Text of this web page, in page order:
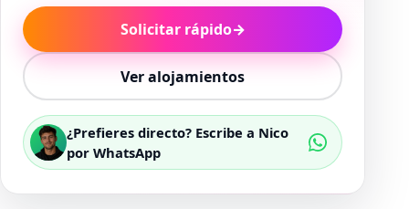
Solicitar rápido→
Ver alojamientos
¿Prefieres directo? Escribe a Nico
por WhatsApp